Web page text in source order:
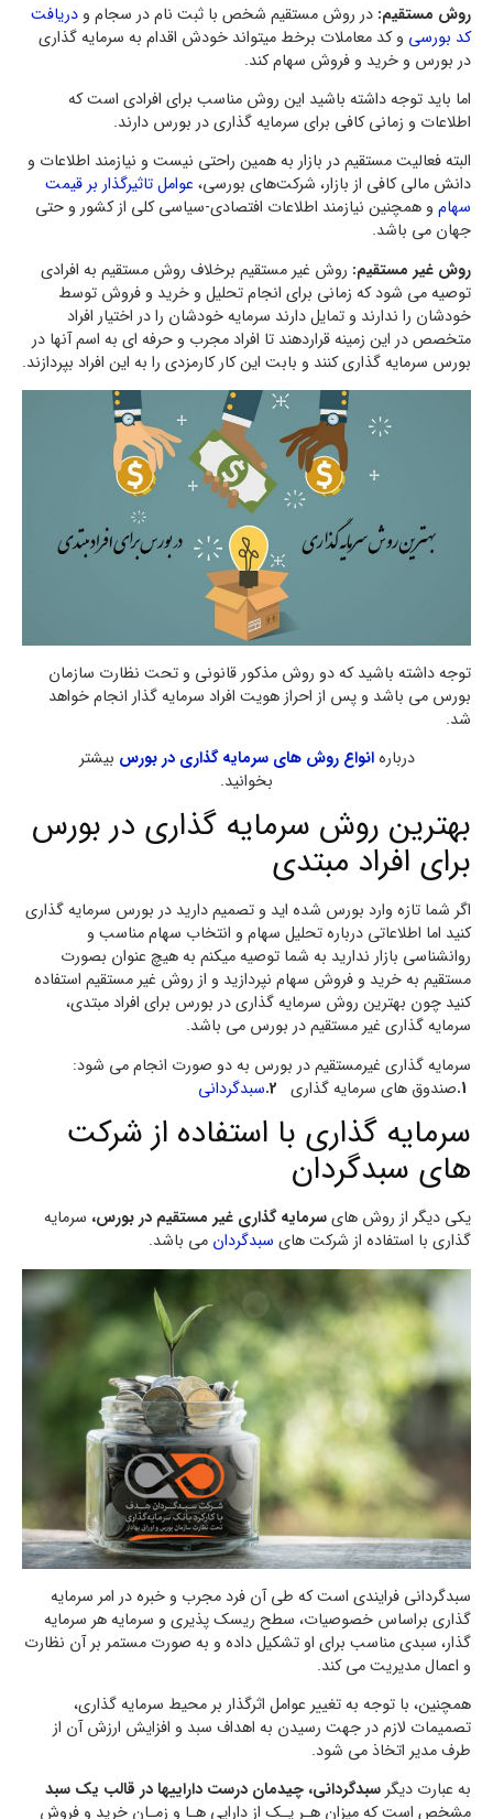
روش مستقیم: در روش مستقیم شخص با ثبت نام در سجام و دریافت
کد بورسی و کد معاملات برخط میتواند خودش اقدام به سرمایه گذاری
در بورس و خرید و فروش سهام کند.
اما باید توجه داشته باشید این روش مناسب برای افرادی است که
اطلاعات و زمانی کافی برای سرمایه گذاری در بورس دارند.
البته فعالیت مستقیم در بازار به همین راحتی نیست و نیازمند اطلاعات و
دانش مالی کافی از بازار، شرکت‌های بورسی، عوامل تاثیرگذار بر قیمت
سهام و همچنین نیازمند اطلاعات افتصادی-سیاسی کلی از کشور و حتی
جهان می باشد.
روش غیر مستقیم: روش غیر مستقیم برخلاف روش مستقیم به افرادی
توصیه می شود که زمانی برای انجام تحلیل و خرید و فروش توسط
خودشان را ندارند و تمایل دارند سرمایه خودشان را در اختیار افراد
متخصص در این زمینه قراردهند تا افراد مجرب و حرفه ای به اسم آنها در
بورس سرمایه گذاری کنند و بابت این کار کارمزدی را به این افراد بپردازند.
توجه داشته باشید که دو روش مذکور قانونی و تحت نظارت سازمان
بورس می باشد و پس از احراز هویت افراد سرمایه گذار انجام خواهد
شد.
دربارهانواع روش های سرمایه گذاری در بورس بیشتر
بخوانید.
بهترین روش سرمایه گذاری در بورس
برای افراد مبتدی
اگر شما تازه وارد بورس شده اید و تصمیم دارید در بورس سرمایه گذاری
کنید اما اطلاعاتی درباره تحلیل سهام و انتخاب سهام مناسب و
روانشناسی بازار ندارید به شما توصیه میکنم به هیچ عنوان بصورت
مستقیم به خرید و فروش سهام نپردازید و از روش غیر مستقیم استفاده
کنید چون بهترین روش سرمایه گذاری در بورس برای افراد مبتدی،
سرمایه گذاری غیر مستقیم در بورس می باشد.
سرمایه گذاری غیرمستقیم در بورس به دو صورت انجام می شود:
صندوق های سرمایه گذاری 2. سبدگردانی
سرمایه گذاری با استفاده از شرکت
های سبدگردان
یکی دیگر از روش هایسرمایه گذاری غیر مستقیم در بورس، سرمایه
گذاری با استفاده از شرکت های سبدگردان می باشد.
سبدگردانی فرایندی است که طی آن فرد مجرب و خبره در امر سرمایه
گذاری براساس خصوصیات، سطح ریسک پذیری و سرمایه هر سرمایه
گذار، سبدی مناسب برای او تشکیل داده و به صورت مستمر بر آن نظارت
و اعمال مدیریت می کند.
همچنین، با توجه به تغییر عوامل اثرگذار بر محیط سرمایه گذاری،
تصمیمات لازم در جهت رسیدن به اهداف سبد و افزایش ارزش آن از
طرف مدیر اتخاذ می شود.
به عبارت دیگرسبدگردانی، چیدمان درست داراییها در قالب یک سبد
مشخص است که میزان هـر یـک از دارایی هـا و زمـان خرید و فروش